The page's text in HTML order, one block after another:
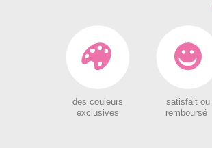
des couleurs
exclusives
satisfait ou
remboursé